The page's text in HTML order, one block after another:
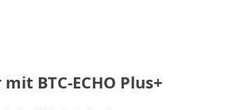
BTC-ECHO Plus+